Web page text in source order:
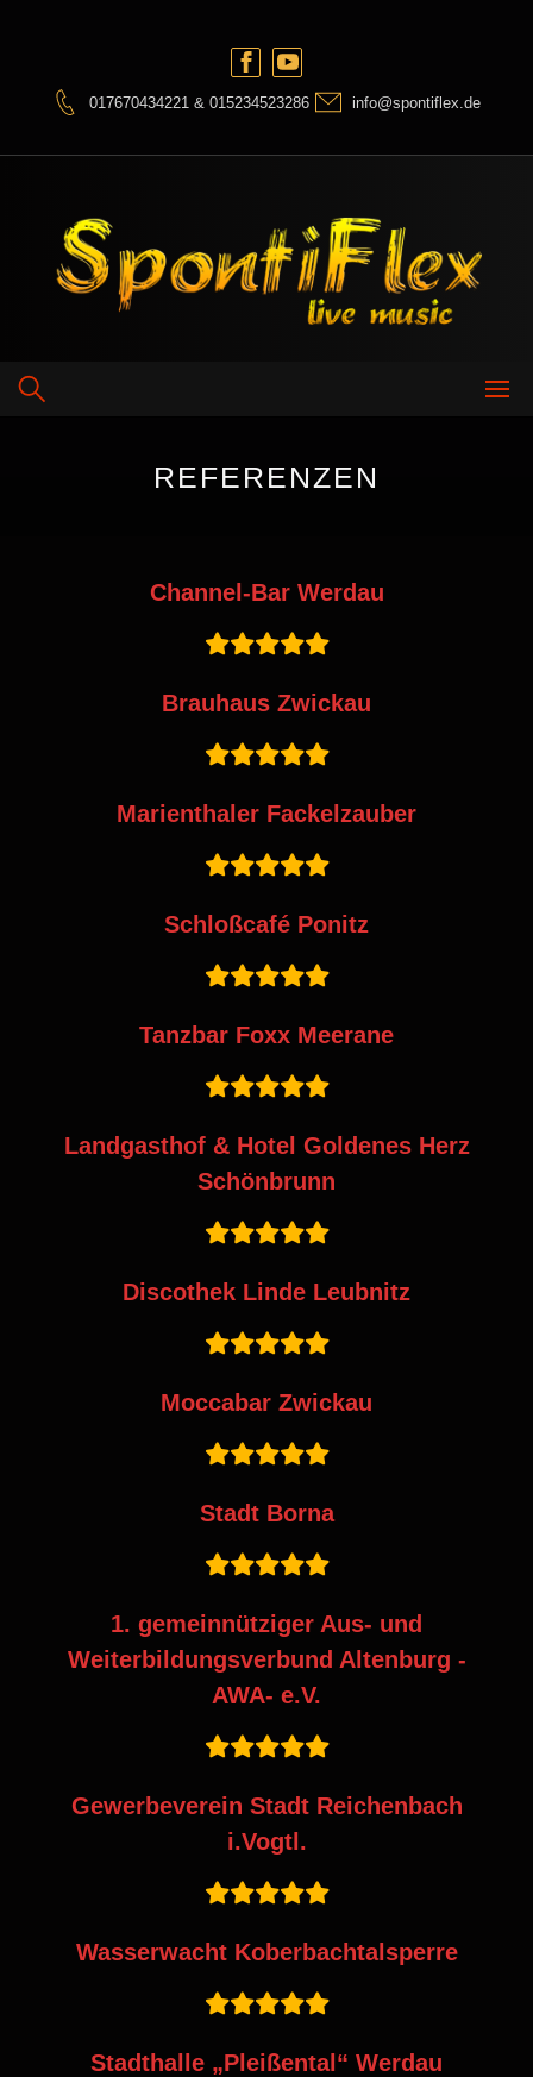
017670434221 & 015234523286 info@spontiflex.de
REFERENZEN
Channel-Bar Werdau
Brauhaus Zwickau
Marienthaler Fackelzauber
Schloßcafé Ponitz
Tanzbar Foxx Meerane
Landgasthof & Hotel Goldenes Herz
Schönbrunn
Discothek Linde Leubnitz
Moccabar Zwickau
Stadt Borna
1. gemeinnütziger Aus- und
Weiterbildungsverbund Altenburg -
AWA- e.V.
Gewerbeverein Stadt Reichenbach
i.Vogtl.
Wasserwacht Koberbachtalsperre
Stadthalle „Pleißental“ Werdau